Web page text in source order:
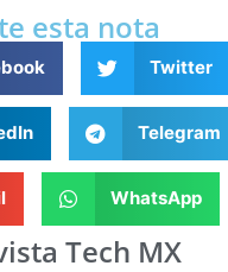
esta nota
Twitter
Telegram
WhatsApp
Tech MX